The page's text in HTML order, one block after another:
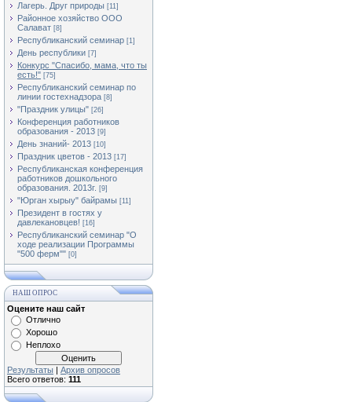
Лагерь. Друг природы [11]
Районное хозяйство ООО
Салават [8]
Республиканский семинар [1]
День республики [7]
Конкурс "Спасибо, мама, что ты
есть!" [75]
Республиканский семинар по
линии гостехнадзора [8]
"Праздник улицы" [26]
Конференция работников
образования - 2013 [9]
День знаний- 2013 [10]
Праздник цветов - 2013 [17]
Республиканская конференция
работников дошкольного
образования. 2013г. [9]
"Юрган хырыу" байрамы [11]
Президент в гостях у
давлекановцев! [16]
Республиканский семинар "О
ходе реализации Программы
"500 ферм"" [0]
НАШ ОПРОС
Оцените наш сайт
Отлично
Хорошо
Неплохо
Результаты | Архив опросов
Всего ответов: 111